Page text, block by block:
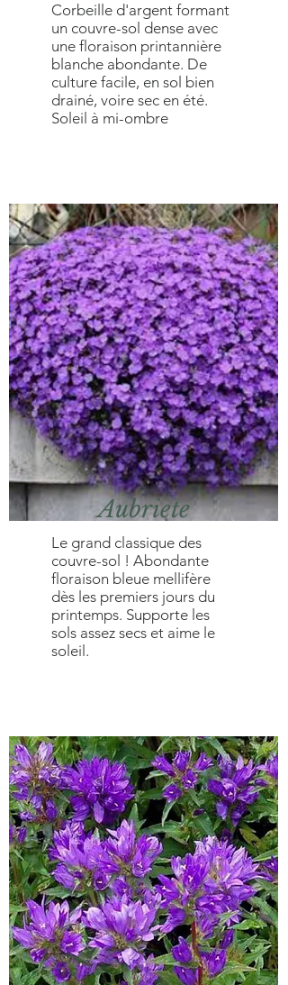
Corbeille d'argent formant
un couvre-sol dense avec
une floraison printannière
blanche abondante. De
culture facile, en sol bien
drainé, voire sec en été.
Soleil à mi-ombre
Aubriete
Le grand classique des
couvre-sol ! Abondante
floraison bleue mellifère
dès les premiers jours du
printemps. Supporte les
sols assez secs et aime le
soleil.